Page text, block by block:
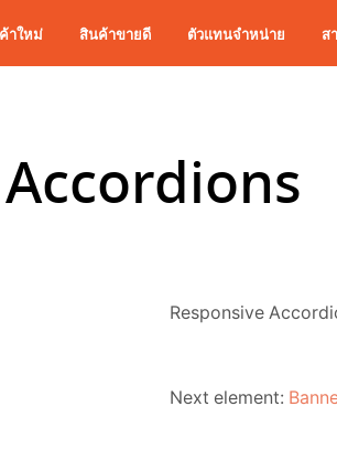
าใหม่ สินค้าขายดี ตัวแทนจำหน่าย ส
Accordions
Responsive
Next element: